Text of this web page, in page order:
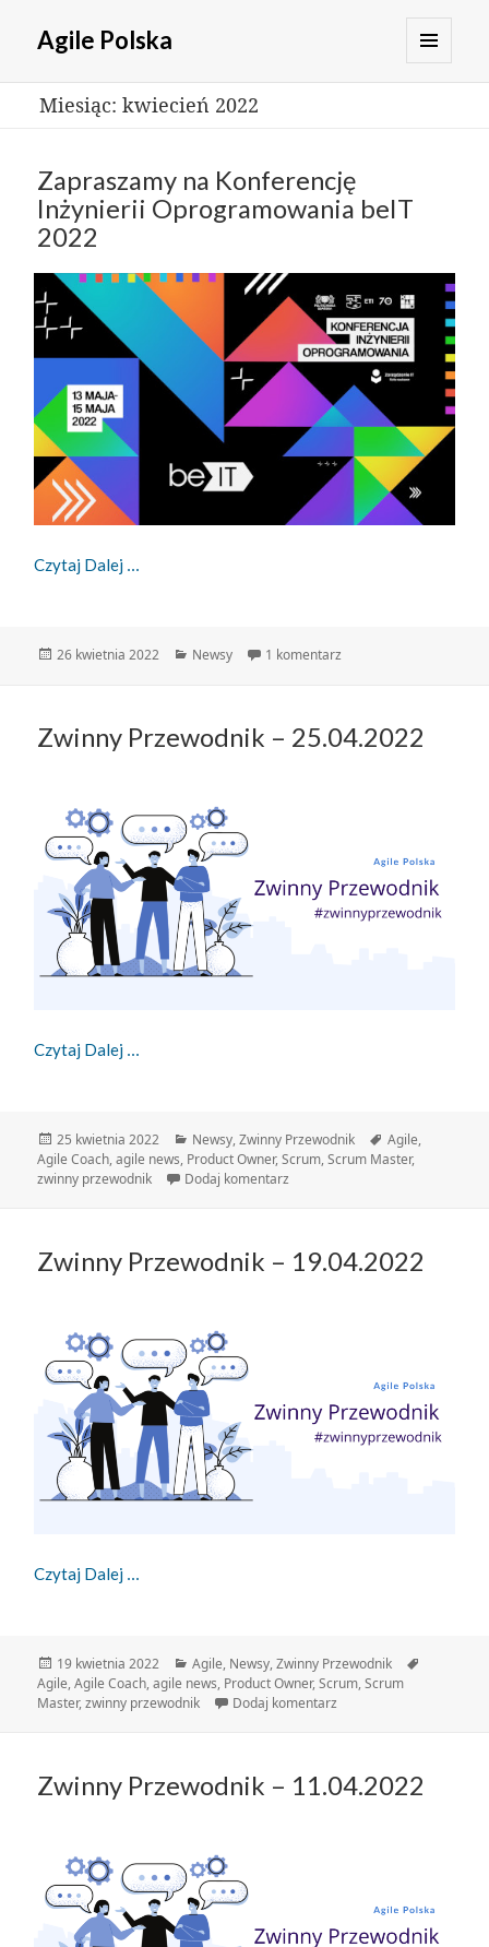
Agile Polska
Miesiąc: kwiecień 2022
Zapraszamy na Konferencję
Inżynierii Oprogramowania beIT
2022
Czytaj Dalej
Data
26 kwietnia 2022 Kategorie
Newsy 1 komentarz
Zwinny Przewodnik – 25.04.2022
Czytaj Dalej
Data
publikacji
25 kwietnia 2022 Kategorie
Newsy,Zwinny Przewodnik Tagi
Agile,
Agile Coach,agile news, Product Owner,Scrum,Scrum Master,
zwinny przewodnik
Dodaj komentarz
Zwinny Przewodnik – 19.04.2022
Czytaj Dalej
Data
publikacji
19 kwietnia 2022 Kategorie
Agile, Newsy,Zwinny Przewodnik
Agile,Agile Coach,agile news, Product Owner,Scrum,Scrum
Master,zwinny przewodnik Dodaj komentarz
Zwinny Przewodnik – 11.04.2022